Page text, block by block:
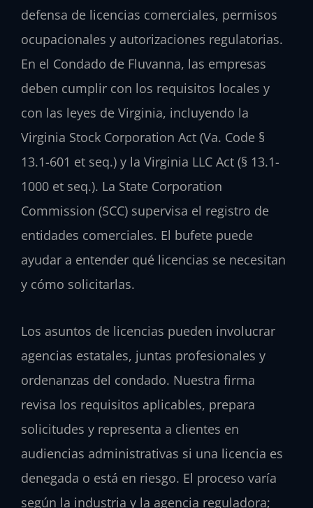
defensa de licencias comerciales, permisos
ocupacionales y autorizaciones regulatorias.
En el Condado de Fluvanna, las empresas
deben cumplir con los requisitos locales y
con las leyes de Virginia, incluyendo la
Virginia Stock Corporation Act (Va. Code §
13.1-601 et seq.) y la Virginia LLC Act (§ 13.1-
1000 et seq.). La State Corporation
Commission (SCC) supervisa el registro de
entidades comerciales. El bufete puede
ayudar a entender qué licencias se necesitan
y cómo solicitarlas.
Los asuntos de licencias pueden involucrar
agencias estatales, juntas profesionales y
ordenanzas del condado. Nuestra firma
revisa los requisitos aplicables, prepara
solicitudes y representa a clientes en
audiencias administrativas si una licencia es
denegada o está en riesgo. El proceso varía
según la industria y la agencia reguladora;